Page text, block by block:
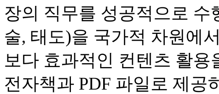
장의 직무를 성공적으로
술, 태도)을 국가적 차원에
보다 효과적인 컨텐츠 활
전자책과 PDF 파일로 제공